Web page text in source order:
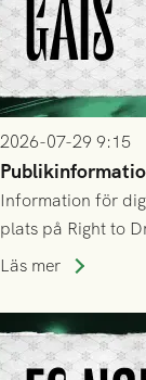
2026-07-29 9:15
Information för
plats på Right to
Läs mer